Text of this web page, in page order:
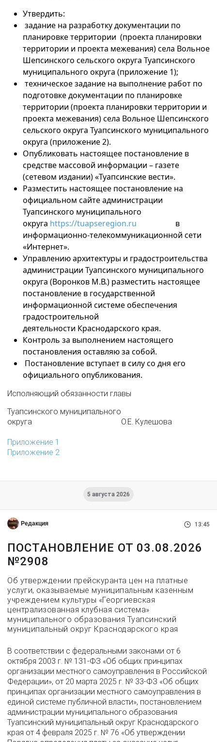
Утвердить:
задание на разработку документации по
планировке территории (проекта планировки
территории и проекта межевания) села Вольное
Шепсинского сельского округа Туапсинского
муниципального округа (приложение 1);
техническое задание на выполнение работ по
подготовке документации по планировке
территории (проекта планировки территории и
проекта межевания) села Вольное Шепсинского
сельского округа Туапсинского муниципального
округа (приложение 2).
Опубликовать настоящее постановление в
средстве массовой информации – газете
(сетевом издании) «Туапсинские вести».
Разместить настоящее постановление на
официальном сайте администрации
Туапсинского муниципального
округа https://tuapseregion.ru в
информационно-телекоммуникационной сети
«Интернет».
Управлению архитектуры и градостроительства
администрации Туапсинского муниципального
округа (Воронков М.В.) разместить настоящее
постановление в государственной
информационной системе обеспечения
градостроительной
деятельности Краснодарского края.
Контроль за выполнением настоящего
постановления оставляю за собой.
Постановление вступает в силу со дня его
официального опубликования.
Исполняющий обязанности главы
Туапсинского муниципального
округа О.Е. Кулешова
Приложение 1
Приложение 2
5 августа 2026
Редакция 13:45
ПОСТАНОВЛЕНИЕ ОТ 03.08.2026
№2908
Об утверждении прейскуранта цен на платные
услуги, оказываемые муниципальным казенным
учреждением культуры «Георгиевская
централизованная клубная система»
муниципального образования Туапсинский
муниципальный округ Краснодарского края
В соответствии с федеральными законами от 6
октября 2003 г. № 131-ФЗ «Об общих принципах
организации местного самоуправления в Российской
Федерации», от 20 марта 2025 г. № 33-ФЗ «Об общих
принципах организации местного самоуправления в
единой системе публичной власти», постановлением
администрации муниципального образования
Туапсинский муниципальный округ Краснодарского
края от 4 февраля 2025 г. № 76 «Об утверждении